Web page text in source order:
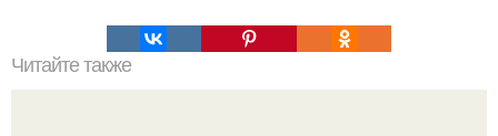
Читайте также